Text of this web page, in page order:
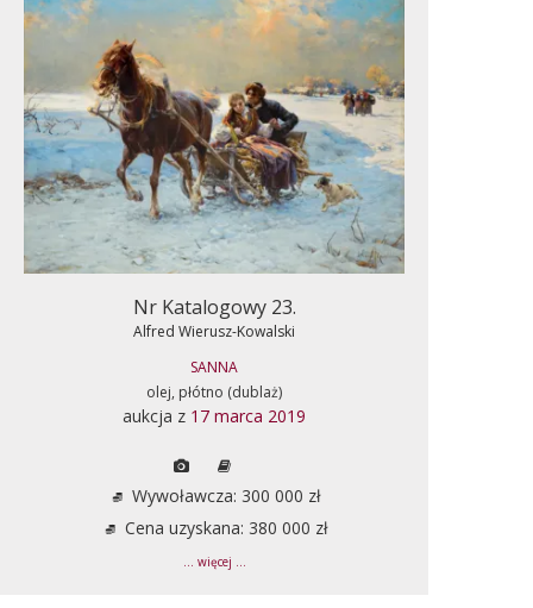
Nr Katalogowy 23.
Alfred Wierusz-Kowalski
SANNA
olej, płótno (dublaż)
aukcja z 17 marca 2019
Wywoławcza: 300 000 zł
Cena uzyskana: 380 000 zł
... więcej ...